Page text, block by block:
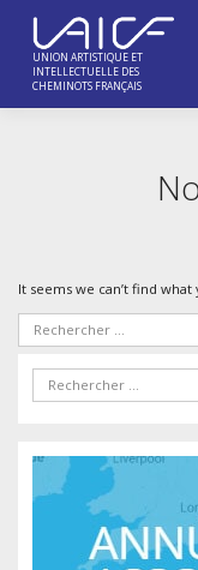
content
UNION ARTISTIQUE ET
INTELLECTUELLE DES
CHEMINOTS FRANÇAIS
It seems we can’t find